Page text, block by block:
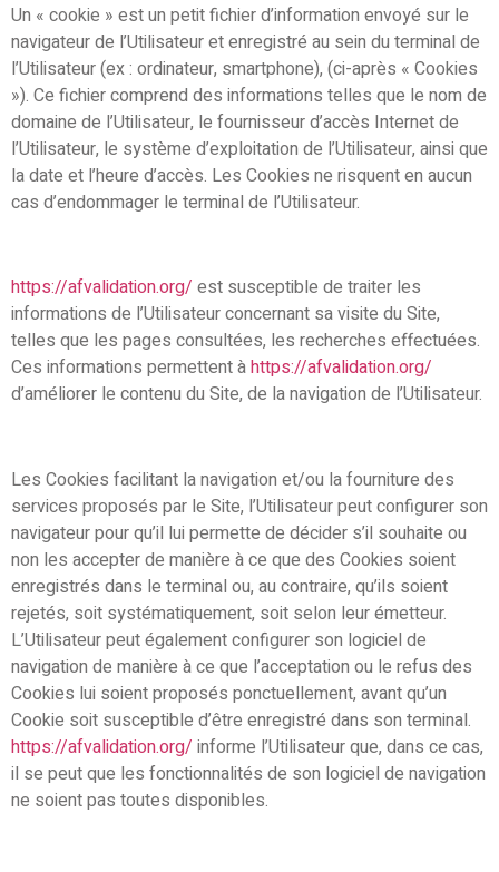
Un « cookie » est un petit fichier d’information envoyé sur le
navigateur de l’Utilisateur et enregistré au sein du terminal de
l’Utilisateur (ex : ordinateur, smartphone), (ci-après « Cookies
»). Ce fichier comprend des informations telles que le nom de
domaine de l’Utilisateur, le fournisseur d’accès Internet de
l’Utilisateur, le système d’exploitation de l’Utilisateur, ainsi que
la date et l’heure d’accès. Les Cookies ne risquent en aucun
cas d’endommager le terminal de l’Utilisateur.
https://afvalidation.org/ est susceptible de traiter les
informations de l’Utilisateur concernant sa visite du Site,
telles que les pages consultées, les recherches effectuées.
Ces informations permettent àhttps://afvalidation.org/
d’améliorer le contenu du Site, de la navigation de l’Utilisateur.
Les Cookies facilitant la navigation et/ou la fourniture des
services proposés par le Site, l’Utilisateur peut configurer son
navigateur pour qu’il lui permette de décider s’il souhaite ou
non les accepter de manière à ce que des Cookies soient
enregistrés dans le terminal ou, au contraire, qu’ils soient
rejetés, soit systématiquement, soit selon leur émetteur.
L’Utilisateur peut également configurer son logiciel de
navigation de manière à ce que l’acceptation ou le refus des
Cookies lui soient proposés ponctuellement, avant qu’un
Cookie soit susceptible d’être enregistré dans son terminal.
https://afvalidation.org/ informe l’Utilisateur que, dans ce cas,
il se peut que les fonctionnalités de son logiciel de navigation
ne soient pas toutes disponibles.